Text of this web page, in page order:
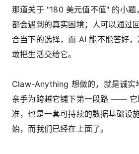
那道关于 "180 美元值不值" 的小题
都会遇到的真实困境；人可以通过
合当下的选择，而 AI 能不能答好
敢把生活交给它。
Claw-Anything 想做的，就是诚实
亲手为跨越它铺下第一段路 —— 它
准，也是一套可持续的数据基础设
始，而我们已经在上面了。